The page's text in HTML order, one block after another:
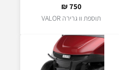
750
₪
תוספת וו גרירה VALOR